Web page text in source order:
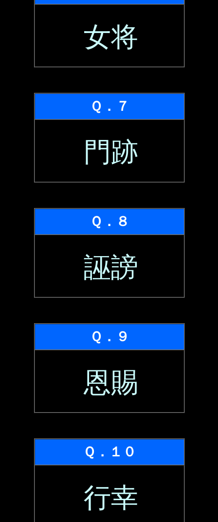
女将
Ｑ．７
門跡
Ｑ．８
誣謗
Ｑ．９
恩賜
Ｑ．１０
行幸